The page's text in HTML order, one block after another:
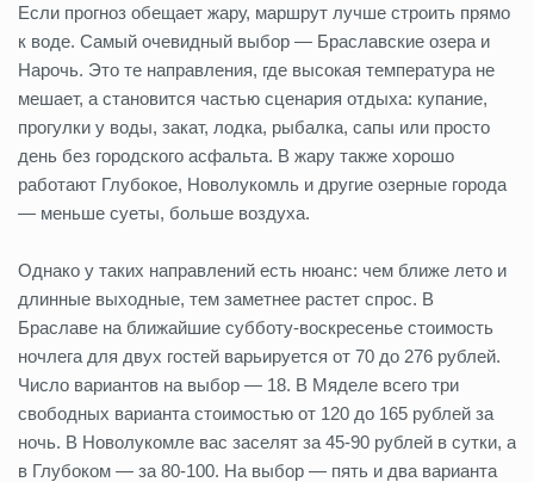
Если прогноз обещает жару, маршрут лучше строить прямо
к воде. Самый очевидный выбор — Браславские озера и
Нарочь. Это те направления, где высокая температура не
мешает, а становится частью сценария отдыха: купание,
прогулки у воды, закат, лодка, рыбалка, сапы или просто
день без городского асфальта. В жару также хорошо
работают Глубокое, Новолукомль и другие озерные города
— меньше суеты, больше воздуха.
Однако у таких направлений есть нюанс: чем ближе лето и
длинные выходные, тем заметнее растет спрос. В
Браславе на ближайшие субботу-воскресенье стоимость
ночлега для двух гостей варьируется от 70 до 276 рублей.
Число вариантов на выбор — 18. В Мяделе всего три
свободных варианта стоимостью от 120 до 165 рублей за
ночь. В Новолукомле вас заселят за 45-90 рублей в сутки, а
в Глубоком — за 80-100. На выбор — пять и два варианта